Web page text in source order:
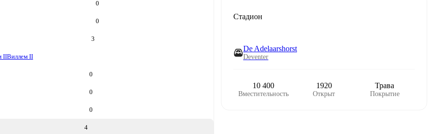
0
0
3
IIВиллем II
0
0
0
4
Стадион
De Adelaarshorst
Deventer
10 400
Вместительность
1920
Открыт
Трава
Покрытие